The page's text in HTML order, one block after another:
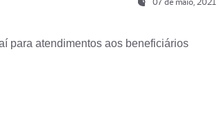
para atendimentos aos beneficiários